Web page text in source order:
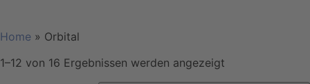
Home » Orbital
1–12 von 16 Ergebnissen werden angezeigt